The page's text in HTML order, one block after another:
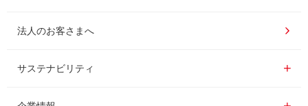
ドリップポッド
レシピ
UCCコーヒーアカデミー
工場見学
東京ディズニーリゾート®︎
法人のお客さまへ
サステナビリティ
サステナビリティ
企業情報一覧